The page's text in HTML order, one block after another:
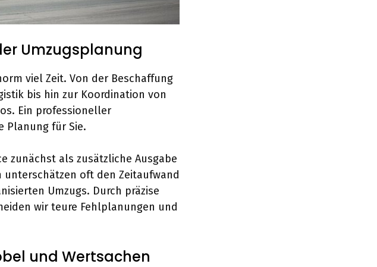
Umzugsplanung
viel Zeit. Von der Beschaffung
bis hin zur Koordination von
Ein professioneller
Planung für Sie.
zunächst als zusätzliche Ausgabe
unterschätzen oft den Zeitaufwand
Umzugs. Durch präzise
wir teure Fehlplanungen und
und Wertsachen